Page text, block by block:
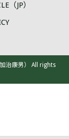
（JP）
治康男） All rights